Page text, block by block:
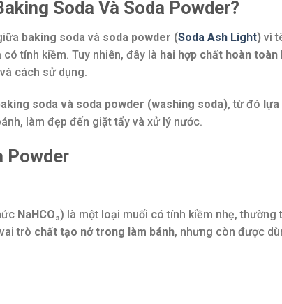
Soda Và Soda Powder?
baking soda và soda powder (Soda Ash Light) vì
tính kiềm. Tuy nhiên, đây là hai hợp chất hoàn toàn
cách sử dụng.
soda và soda powder (washing soda), từ đó lựa
làm đẹp đến giặt tẩy và xử lý nước.
Powder
NaHCO₃) là một loại muối có tính kiềm nhẹ, thường
trò chất tạo nở trong làm bánh, nhưng còn được